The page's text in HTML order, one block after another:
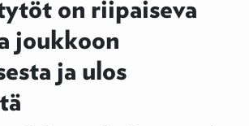
on riipaiseva
joukkoon
ja ulos